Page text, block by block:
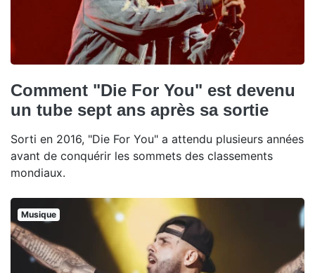
Comment "Die For You" est devenu
un tube sept ans après sa sortie
Sorti en 2016, "Die For You" a attendu plusieurs années
avant de conquérir les sommets des classements
mondiaux.
Musique